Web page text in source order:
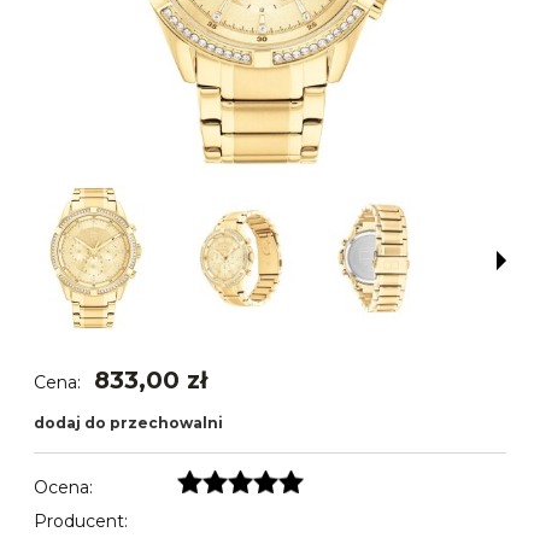
Cena: 833,00 zł
dodaj do przechowalni
Ocena:
Producent: